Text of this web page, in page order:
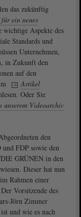
das zukünftig
ein neues
wichtige Aspekte des
Standards und
Unternehmen,
in Zukunft den
auf den
Artikel
Oder Sie
unserem Videoarchiv
den
FDP sowie den
GRÜNEN in den
Dieser hat nun
Rahmen einer
Vorsitzende des
Jörn Zimmer
und wie es nach